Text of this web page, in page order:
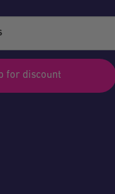
for discount